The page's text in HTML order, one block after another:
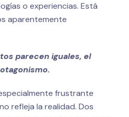
o experiencias. Está
aparentemente
parecen iguales, el
frustrante
refleja la realidad. Dos